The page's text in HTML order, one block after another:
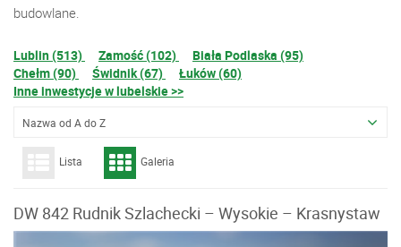
budowlane.
Lublin (513) Zamość (102)
Biała Podlaska (95)
Chełm (90)
Świdnik (67)
Łuków (60)
Inne inwestycje w lubelskie >>
Nazwa od A do Z
Lista Galeria
DW 842 Rudnik Szlachecki – Wysokie – Krasnystaw